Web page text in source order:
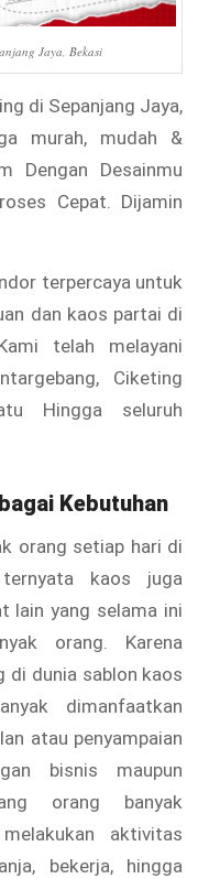
Jaya, Bekasi
di Sepanjang Jaya,
murah, mudah &
Dengan Desainmu
Cepat. Dijamin
terpercaya untuk
dan kaos partai di
telah melayani
Ciketing
Hingga seluruh
Kebutuhan
orang setiap hari di
kaos juga
lain yang selama ini
orang. Karena
di dunia sablon kaos
dimanfaatkan
atau penyampaian
bisnis maupun
orang banyak
aktivitas
bekerja, hingga